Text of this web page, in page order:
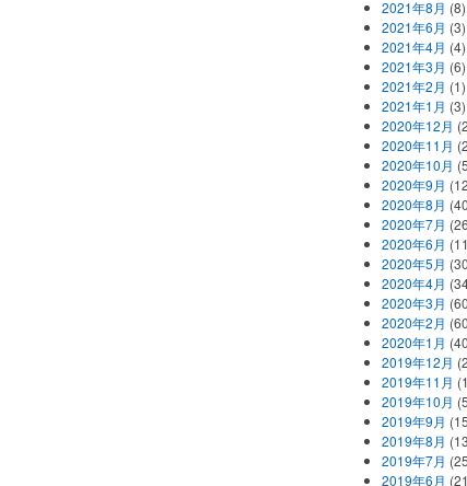
2021年8月 (8)
2021年6月 (3)
2021年4月 (4)
2021年3月 (6)
2021年2月 (1)
2021年1月 (3)
2020年12月
2020年11月
2020年10月
2020年9月
2020年8月
2020年7月
2020年6月
2020年5月
2020年4月
2020年3月
2020年2月
2020年1月
2019年12月
2019年11月
2019年10月
2019年9月
2019年8月
2019年7月
2019年6月